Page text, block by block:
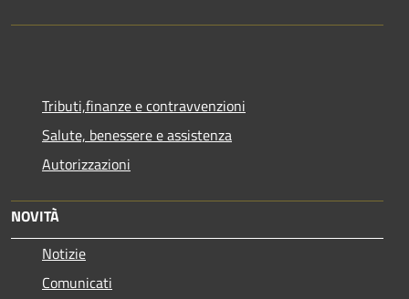
Tributi,finanze e contravvenzioni
Salute, benessere e assistenza
Autorizzazioni
NOVITÀ
Notizie
Comunicati